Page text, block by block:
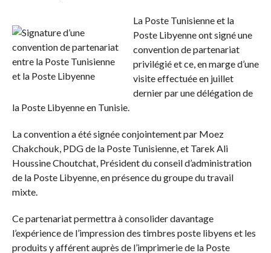
La Poste Tunisienne et la
Poste Libyenne ont signé une
convention de partenariat
privilégié et ce, en marge d’une
visite effectuée en juillet
dernier par une délégation de
la Poste Libyenne en Tunisie.
La convention a été signée conjointement par Moez
Chakchouk, PDG de la Poste Tunisienne, et Tarek Ali
Houssine Choutchat, Président du conseil d’administration
de la Poste Libyenne, en présence du groupe du travail
mixte.
Ce partenariat permettra à consolider davantage
l’expérience de l’impression des timbres poste libyens et les
produits y afférent auprès de l’imprimerie de la Poste